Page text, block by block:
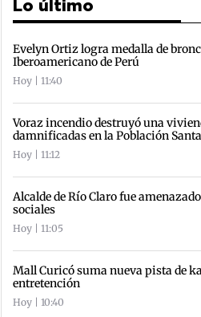
Lo último
Evelyn Ortiz logra medalla de
Iberoamericano de Perú
Hoy | 11:40
Voraz incendio destruyó una
damnificadas en la Población
Hoy | 11:12
Alcalde de Río Claro fue
sociales
Hoy | 11:05
Mall Curicó suma nueva pista de
entretención
Hoy | 10:40